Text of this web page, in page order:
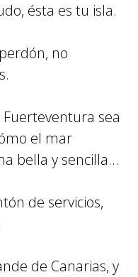
ésta es tu isla.
no
sea
el mar
bella y sencilla…
de servicios,
de Canarias, y